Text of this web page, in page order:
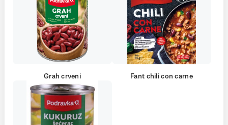
Grah crveni Fant chili con carne